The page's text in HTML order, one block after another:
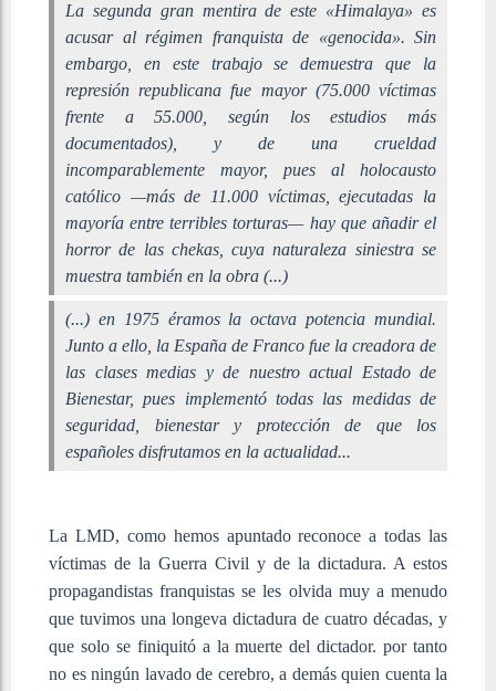
La segunda gran mentira de este «Himalaya» es
acusar al régimen franquista de «genocida». Sin
embargo, en este trabajo se demuestra que la
represión republicana fue mayor (75.000 víctimas
frente a 55.000, según los estudios más
documentados), y de una crueldad
incomparablemente mayor, pues al holocausto
católico —más de 11.000 víctimas, ejecutadas la
mayoría entre terribles torturas— hay que añadir el
horror de las chekas, cuya naturaleza siniestra se
muestra también en la obra (...)
(...) en 1975 éramos la octava potencia mundial.
Junto a ello, la España de Franco fue la creadora de
las clases medias y de nuestro actual Estado de
Bienestar, pues implementó todas las medidas de
seguridad, bienestar y protección de que los
españoles disfrutamos en la actualidad...
La LMD, como hemos apuntado reconoce a todas las
víctimas de la Guerra Civil y de la dictadura. A estos
propagandistas franquistas se les olvida muy a menudo
que tuvimos una longeva dictadura de cuatro décadas, y
que solo se finiquitó a la muerte del dictador. por tanto
no es ningún lavado de cerebro, a demás quien cuenta la